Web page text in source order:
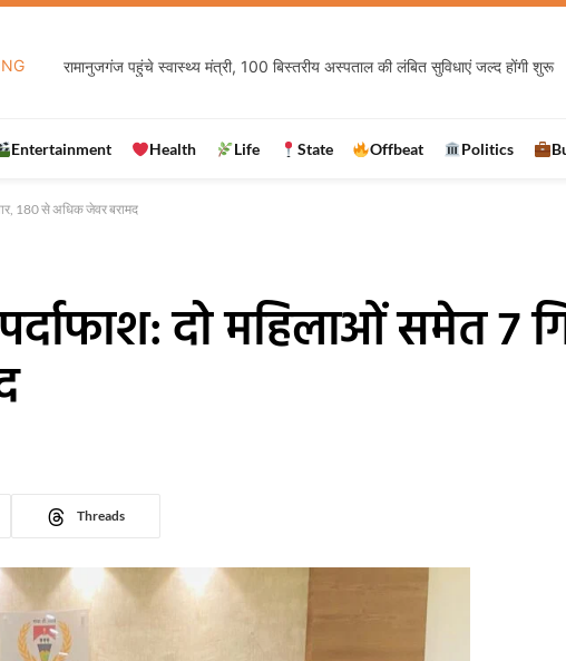
रामानुजगंज पहुंचे स्वास्थ्य मंत्री, 100 बिस्तरीय अस्पताल की लंबित सुविधाएं जल्द होंगी शुरू
Entertainment Health Life State Offbeat Politics
180 से अधिक जेवर बरामद
दो महिलाओं समेत 7
Threads